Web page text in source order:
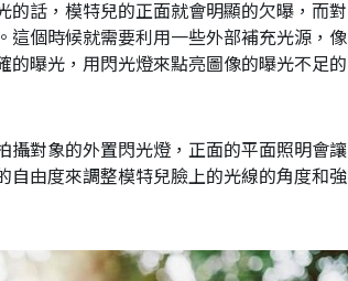
的話，模特兒的正面就會明顯的欠曝，而對
這個時候就需要利用一些外部補充光源，像
的曝光，用閃光燈來點亮圖像的曝光不足的
攝對象的外置閃光燈，正面的平面照明會讓
自由度來調整模特兒臉上的光線的角度和強